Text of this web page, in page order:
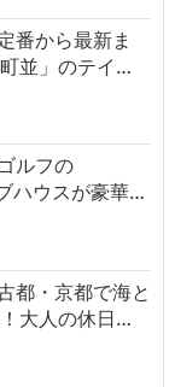
番から最新ま
並」のテイ…
ルフの
ハウスが豪華…
都・京都で海と
大人の休日…